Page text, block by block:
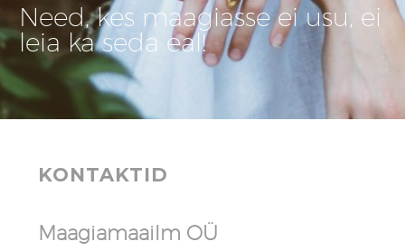
Need, kes maagiasse ei usu, ei
leia ka seda eal!
KONTAKTID
Maagiamaailm OÜ